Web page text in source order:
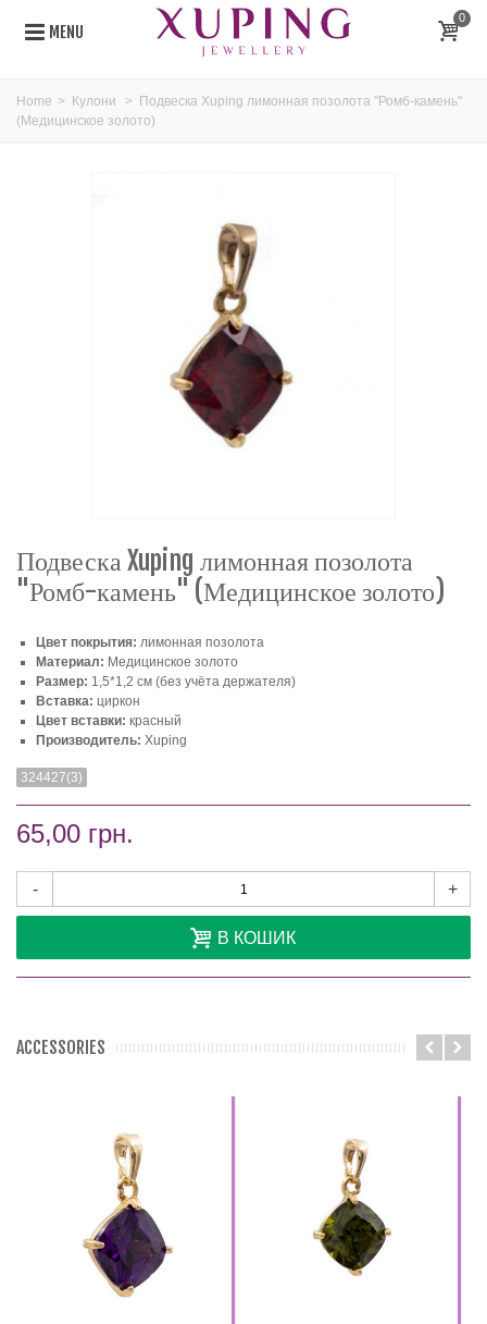
MENU
0
Home > Кулони > Подвеска Xuping лимонная позолота "Ромб-камень"
(Медицинское золото)
Подвеска Xuping лимонная позолота
"Ромб-камень" (Медицинское золото)
Цвет покрытия: лимонная позолота
Материал: Медицинское золото
Размер: 1,5*1,2 см (без учёта держателя)
Вставка: циркон
Цвет вставки: красный
Производитель: Xuping
324427(3)
65,00 грн.
- +
В КОШИК
ACCESSORIES